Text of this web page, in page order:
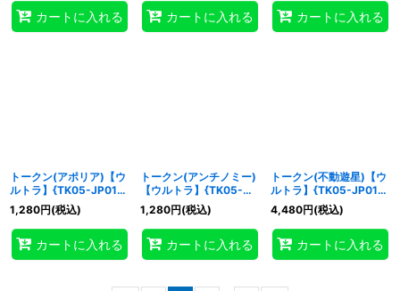
カートに入れる カートに入れる カートに入れる
トークン(アポリア)【ウ
ルトラ】{TK05-JP015}
《トークン》
1,280円(税込)
カートに入れる
トークン(アンチノミー)
【ウルトラ】{TK05-
JP014}《トークン》
1,280円(税込)
カートに入れる
トークン(不動遊星)【ウ
ルトラ】{TK05-JP013}
《トークン》
4,480円(税込)
カートに入れる